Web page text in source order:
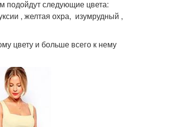
подойдут следующие цвета:
, желтая охра, изумрудный ,
цвету и больше всего к нему